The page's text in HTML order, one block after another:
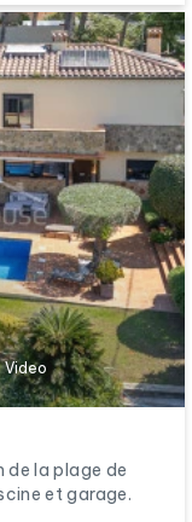
Video
de la plage de
et garage.